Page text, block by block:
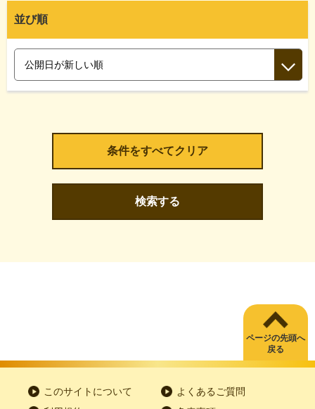
並び順
検索する
ページの先頭へ
戻る
このサイトについて
よくあるご質問